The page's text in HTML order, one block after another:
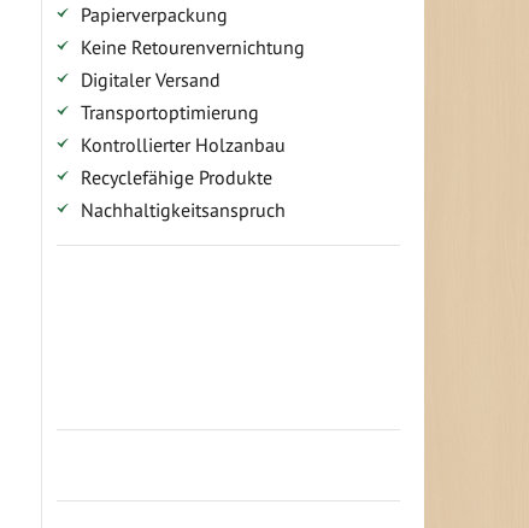
Papierverpackung
Keine Retourenvernichtung
Digitaler Versand
Transportoptimierung
Kontrollierter Holzanbau
Recyclefähige Produkte
Nachhaltigkeitsanspruch